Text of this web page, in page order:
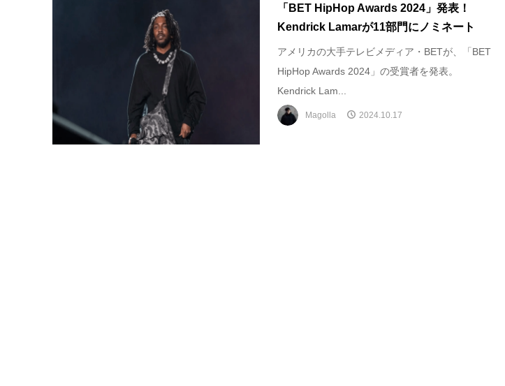
「BET HipHop Awards 2024」発表！
Kendrick Lamarが11部門にノミネート
アメリカの大手テレビメディア・BETが、「BET
HipHop Awards 2024」の受賞者を発表。
Kendrick Lam...
Magolla 2024.10.17